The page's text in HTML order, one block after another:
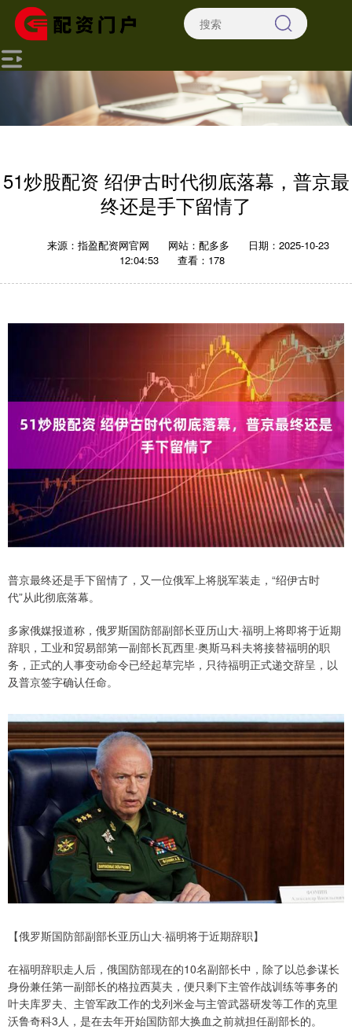
51炒股配资 绍伊古时代彻底落幕，普京最
终还是手下留情了
来源：指盈配资网官网 网站：配多多
日期：2025-10-23
12:04:53
查看：178
普京最终还是手下留情了，又一位俄军上将脱军装走，“绍伊古时
代”从此彻底落幕。
多家俄媒报道称，俄罗斯国防部副部长亚历山大·福明上将即将于近期
辞职，工业和贸易部第一副部长瓦西里·奥斯马科夫将接替福明的职
务，正式的人事变动命令已经起草完毕，只待福明正式递交辞呈，以
及普京签字确认任命。
【俄罗斯国防部副部长亚历山大·福明将于近期辞职】
在福明辞职走人后，俄国防部现在的10名副部长中，除了以总参谋长
身份兼任第一副部长的格拉西莫夫，便只剩下主管作战训练等事务的
叶夫库罗夫、主管军政工作的戈列米金与主管武器研发等工作的克里
沃鲁奇科3人，是在去年开始国防部大换血之前就担任副部长的。